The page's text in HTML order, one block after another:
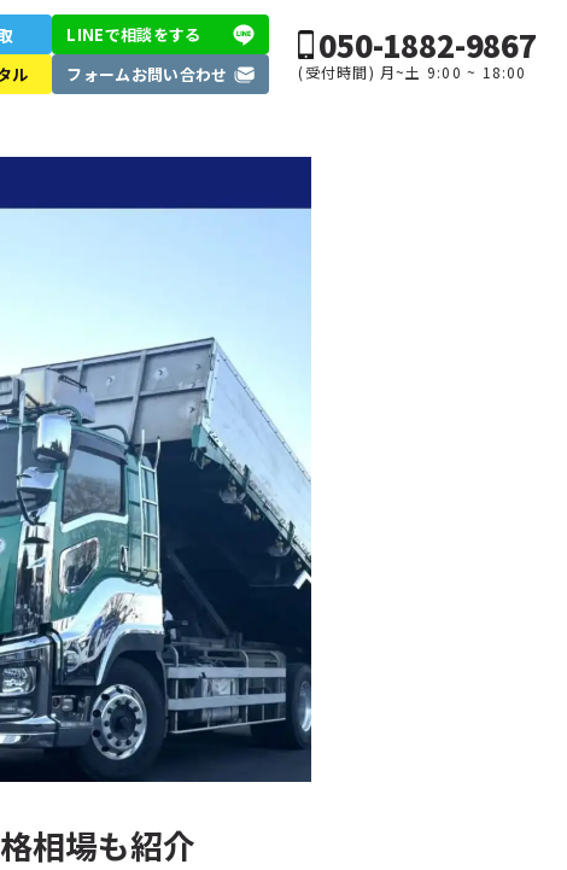
ル
LINEで相談をする
フォームお問い合わせ
050-1882-9867
(受付時間) 月~土 9:00 ~ 18:00
相場も紹介